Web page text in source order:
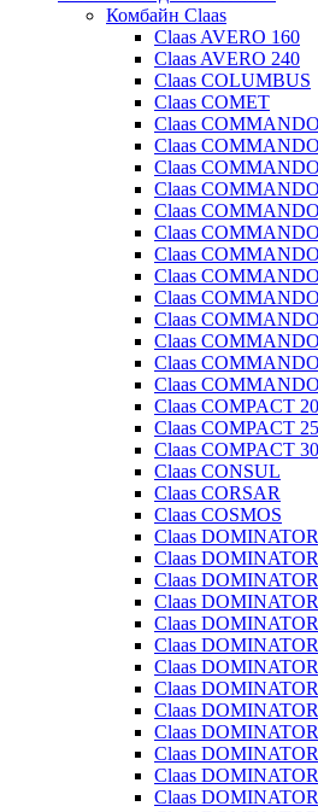
Комбайн Claas
Claas AVERO 160
Claas AVERO 240
Claas COLUMBUS
Claas COMET
Claas
Claas
Claas
Claas
Claas
Claas
Claas
Claas
Claas
Claas
Claas
Claas
Claas
Claas COMPACT 20
Claas COMPACT 25
Claas COMPACT 30
Claas CONSUL
Claas CORSAR
Claas COSMOS
Claas
Claas
Claas
Claas
Claas
Claas
Claas
Claas
Claas
Claas
Claas
Claas
Claas